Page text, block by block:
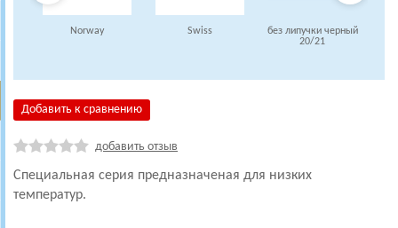
Norway Swiss
без липучки черный
20/21
Добавить к сравнению
добавить отзыв
Специальная серия предназначеная для низких
температур.